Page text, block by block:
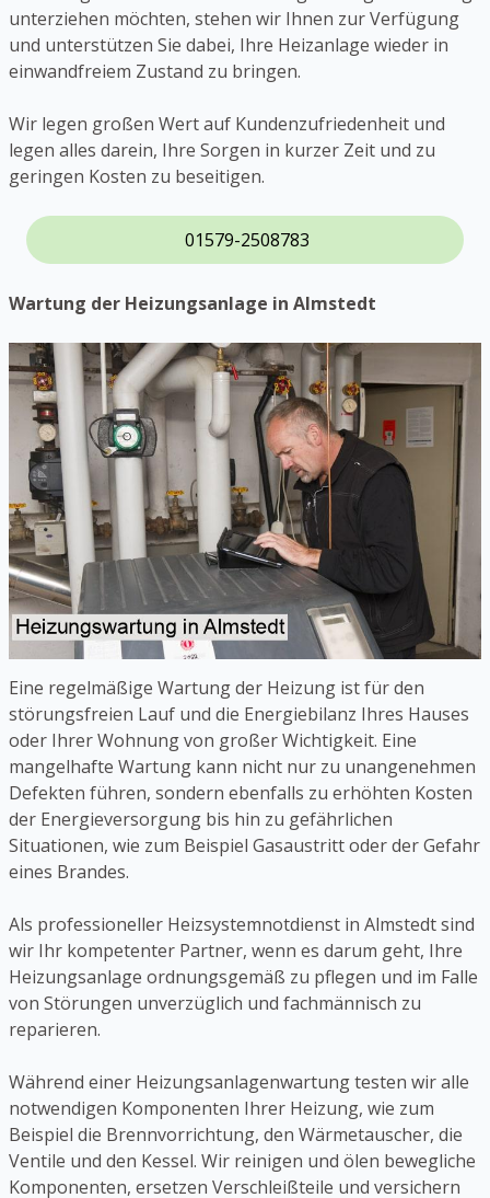
unterziehen möchten, stehen wir Ihnen zur Verfügung
und unterstützen Sie dabei, Ihre Heizanlage wieder in
einwandfreiem Zustand zu bringen.
Wir legen großen Wert auf Kundenzufriedenheit und
legen alles darein, Ihre Sorgen in kurzer Zeit und zu
geringen Kosten zu beseitigen.
01579-2508783
Wartung der Heizungsanlage in Almstedt
Eine regelmäßige Wartung der Heizung ist für den
störungsfreien Lauf und die Energiebilanz Ihres Hauses
oder Ihrer Wohnung von großer Wichtigkeit. Eine
mangelhafte Wartung kann nicht nur zu unangenehmen
Defekten führen, sondern ebenfalls zu erhöhten Kosten
der Energieversorgung bis hin zu gefährlichen
Situationen, wie zum Beispiel Gasaustritt oder der Gefahr
eines Brandes.
Als professioneller Heizsystemnotdienst in Almstedt sind
wir Ihr kompetenter Partner, wenn es darum geht, Ihre
Heizungsanlage ordnungsgemäß zu pflegen und im Falle
von Störungen unverzüglich und fachmännisch zu
reparieren.
Während einer Heizungsanlagenwartung testen wir alle
notwendigen Komponenten Ihrer Heizung, wie zum
Beispiel die Brennvorrichtung, den Wärmetauscher, die
Ventile und den Kessel. Wir reinigen und ölen bewegliche
Komponenten, ersetzen Verschleißteile und versichern